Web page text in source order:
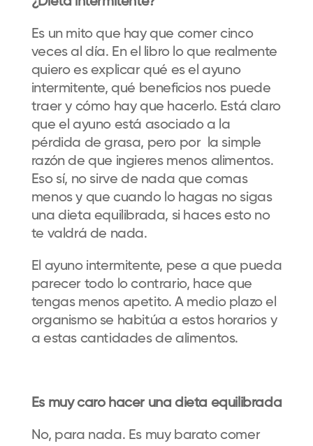
Es un mito que hay que comer cinco
veces al día. En el libro lo que realmente
quiero es explicar qué es el ayuno
intermitente, qué beneficios nos puede
traer y cómo hay que hacerlo. Está claro
que el ayuno está asociado a la
pérdida de grasa, pero por la simple
razón de que ingieres menos alimentos.
Eso sí, no sirve de nada que comas
menos y que cuando lo hagas no sigas
una dieta equilibrada, si haces esto no
te valdrá de nada.
El ayuno intermitente, pese a que pueda
parecer todo lo contrario, hace que
tengas menos apetito. A medio plazo el
organismo se habitúa a estos horarios y
a estas cantidades de alimentos.
Es muy caro hacer una dieta equilibrada
No, para nada. Es muy barato comer